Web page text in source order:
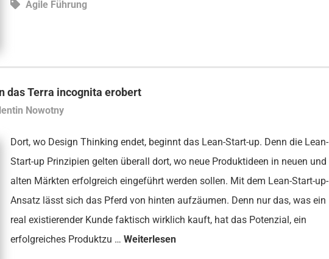
Agile Führung
das Terra incognita erobert
Nowotny
Dort, wo Design Thinking endet, beginnt das Lean-Start-up. Denn die Lean-
Start-up Prinzipien gelten überall dort, wo neue Produktideen in neuen und
alten Märkten erfolgreich eingeführt werden sollen. Mit dem Lean-Start-up-
Ansatz lässt sich das Pferd von hinten aufzäumen. Denn nur das, was ein
real existierender Kunde faktisch wirklich kauft, hat das Potenzial, ein
erfolgreiches Produktzu … Weiterlesen